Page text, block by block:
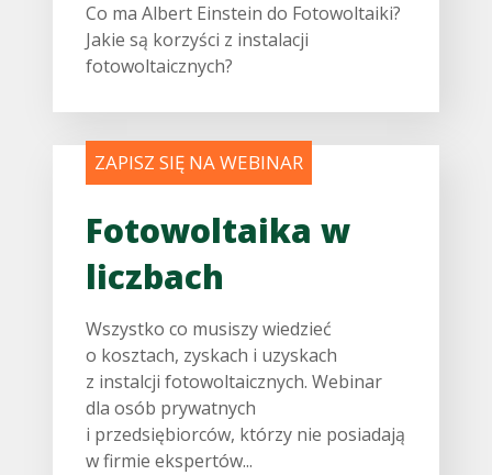
Co ma Albert Einstein do Fotowoltaiki?
Jakie są korzyści z instalacji
fotowoltaicznych?
ZAPISZ SIĘ NA WEBINAR
Fotowoltaika w
liczbach
Wszystko co musiszy wiedzieć
o kosztach, zyskach i uzyskach
z instalcji fotowoltaicznych. Webinar
dla osób prywatnych
i przedsiębiorców, którzy nie posiadają
w firmie ekspertów...